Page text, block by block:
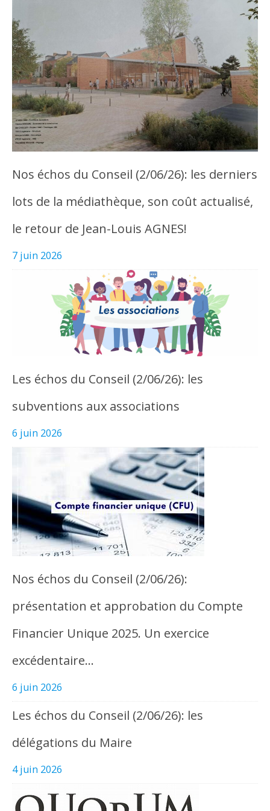
Nos échos du Conseil (2/06/26): les derniers
lots de la médiathèque, son coût actualisé,
le retour de Jean-Louis AGNES!
7 juin 2026
Les échos du Conseil (2/06/26): les
subventions aux associations
6 juin 2026
Nos échos du Conseil (2/06/26):
présentation et approbation du Compte
Financier Unique 2025. Un exercice
excédentaire…
6 juin 2026
Les échos du Conseil (2/06/26): les
délégations du Maire
4 juin 2026